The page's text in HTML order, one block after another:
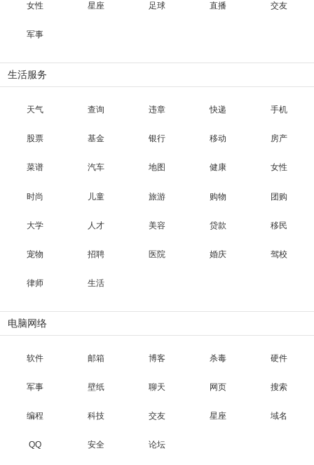
女性 星座 足球 直播 交友
军事
生活服务
天气 查询 违章 快递 手机
股票 基金 银行 移动 房产
菜谱 汽车 地图 健康 女性
时尚 儿童 旅游 购物 团购
大学 人才 美容 贷款 移民
宠物 招聘 医院 婚庆 驾校
律师 生活
电脑网络
软件 邮箱 博客 杀毒 硬件
军事 壁纸 聊天 网页 搜索
编程 科技 交友 星座 域名
QQ 安全 论坛